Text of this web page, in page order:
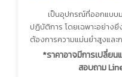
เป็นอุปกรณ์ที่ออกแบบม
ปฏิบัติการ โดยเฉพาะอย่าง
ต้องการความแม่นยำสูงแล
*ราคาอาจมีการเปลี่ย
สอบถาม